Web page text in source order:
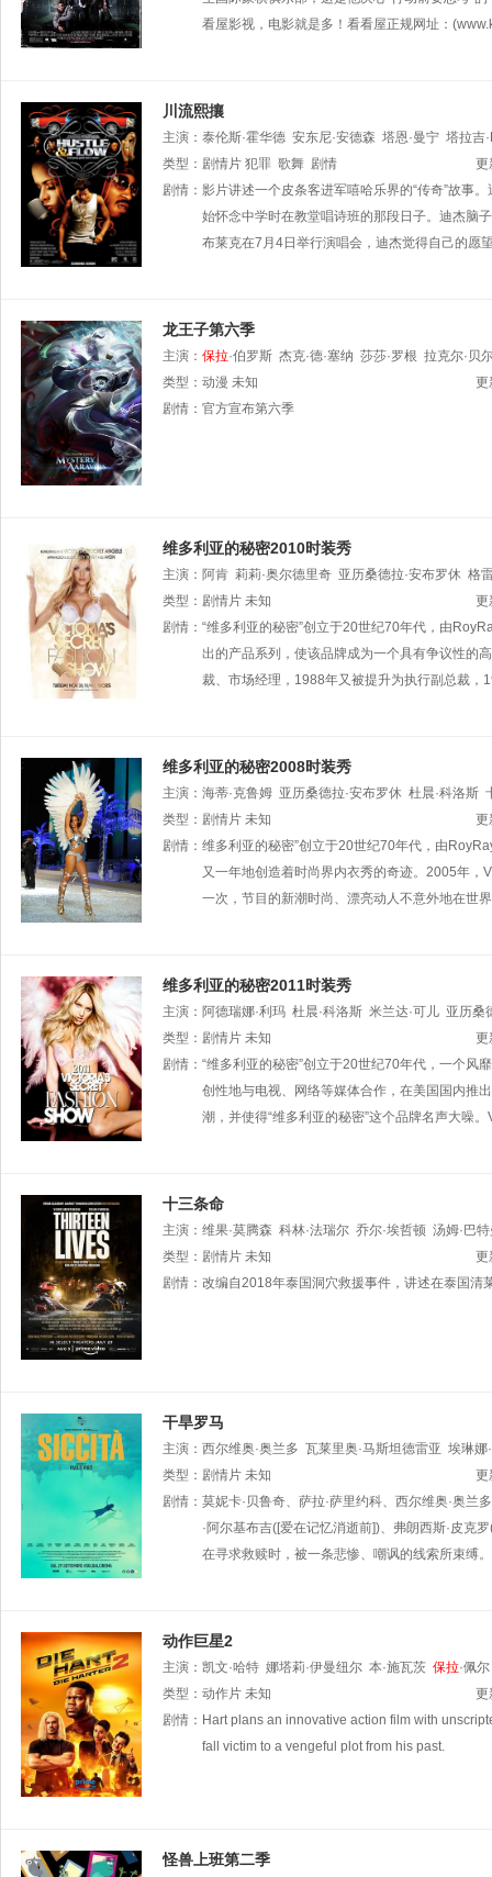
看屋影视，电影就是多！看看屋正规网址：
川流熙攘
主演： 泰伦斯·霍华德 安东尼·安德森 塔恩·曼宁 塔拉吉
类型： 剧情片 犯罪 歌舞 剧情
更
剧情： 影片讲述一个皮条客进军嘻哈乐界的“传奇”故事
始怀念中学时在教堂唱诗班的那段日子。迪杰脑
布莱克在7月4日举行演唱会，迪杰觉得自己的愿
龙王子第六季
主演： 保拉·伯罗斯 杰克·德·塞纳 莎莎·罗根 拉克尔·贝
类型： 动漫 未知
更
剧情： 官方宣布第六季
维多利亚的秘密2010时装秀
主演： 阿肯 莉莉·奥尔德里奇 亚历桑德拉·安布罗休 格
赛丽塔·伊班克斯 琳赛·艾林森
玛德
夏奈尔·伊曼 康士坦丝·雅布伦斯基 杰奎琳·雅布隆斯基
凯蒂·派瑞
类型： 剧情片 未知
更
剧情： “维多利亚的秘密”创立于20世纪70年代，由
出的产品系列，使该品牌成为一个具有争议性的
裁、市场经理，1988年又被提升为执行副总裁
维多利亚的秘密2008时装秀
主演： 海蒂·克鲁姆 亚历桑德拉·安布罗休 杜晨·科洛斯
阿隆索
安娜·贝琪兹·巴罗斯
阿曼达·贝
玛努埃拉·保拉 摩根·杜布莱德 罗伯特·杜瓦尔
琳赛·艾
斯·霍华德 凯特·哈
类型： 剧情片 未知
更
剧情： 维多利亚的秘密”创立于20世纪70年代，由
又一年地创造着时尚界内衣秀的奇迹。2005年
一次，节目的新潮时尚、漂亮动人不意外地在世
维多利亚的秘密2011时装秀
主演： 阿德瑞娜·利玛 杜晨·科洛斯 米兰达·可儿 亚历桑
坎迪丝·斯瓦内普尔
莫妮卡
Cabrera 杰西·卡迈克尔 Love Child 杰西卡·克拉克 姗
类型： 剧情片 未知
更
剧情： “维多利亚的秘密”创立于20世纪70年代，一个风
创性地与电视、网络等媒体合作，在美国国内推
潮，并使得“维多利亚的秘密”这个品牌名声大噪
十三条命
主演： 维果·莫腾森 科林·法瑞尔 乔尔·埃哲顿 汤姆·巴
格里森
萨哈贾克·波斯安吉特
披
提拉瓦特·穆维莱 努弗恩·布艾 文森特·B·拉戈斯 提拉帕
类型： 剧情片 未知
更
剧情： 改编自2018年泰国洞穴救援事件，讲述在泰国清
干旱罗马
主演： 西尔维奥·奥兰多 瓦莱里奥·马斯坦德雷亚 埃琳娜
利亚诺·托尔托拉 埃马努艾拉·法内利
加布里埃尔·蒙特西
Federico D'Ovidio 吉安尼·迪·格雷格里奥 Emanuele
类型： 剧情片 未知
更
剧情： 莫妮卡·贝鲁奇、萨拉·萨里约科、西尔维奥·奥
·阿尔基布吉([爱在记忆消逝前])、弗朗西斯·皮克
在寻求救赎时，被一条悲惨、嘲讽的线索所束缚
动作巨星2
主演： 凯文·哈特 娜塔莉·伊曼纽尔 本·施瓦茨 保拉·佩尔
类型： 动作片 未知
更
剧情： Hart plans an innovative action film with
fall victim to a vengeful plot from his past.
怪兽上班第二季